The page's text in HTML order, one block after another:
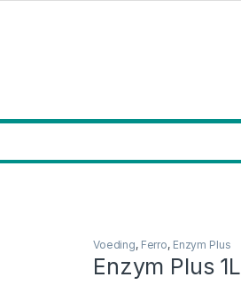
Voeding, Ferro, Enzym Plus
Enzym Plus 1L